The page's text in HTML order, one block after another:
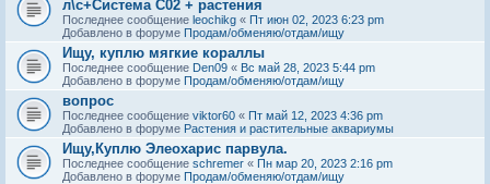
л\с+Система С02 + растения
Последнее сообщение leochikg « Пт июн 02, 2023 6:23 pm
Добавлено в форуме Продам/обменяю/отдам/ищу
Ищу, куплю мягкие кораллы
Последнее сообщение Den09 « Вс май 28, 2023 5:44 pm
Добавлено в форуме Продам/обменяю/отдам/ищу
вопрос
Последнее сообщение viktor60 « Пт май 12, 2023 4:36 pm
Добавлено в форуме Растения и растительные аквариумы
Ищу,Куплю Элеохарис парвула.
Последнее сообщение schremer « Пн мар 20, 2023 2:16 pm
Добавлено в форуме Продам/обменяю/отдам/ищу